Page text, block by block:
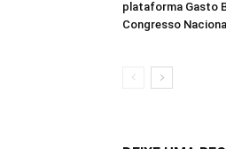
plataforma Gasto
Congresso Nacional